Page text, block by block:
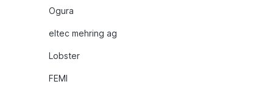
Ogura
eltec mehring ag
Lobster
FEMI